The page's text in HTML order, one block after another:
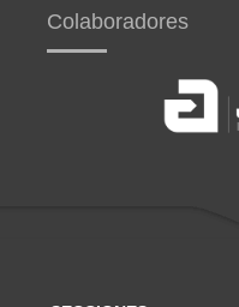
Colaboradores